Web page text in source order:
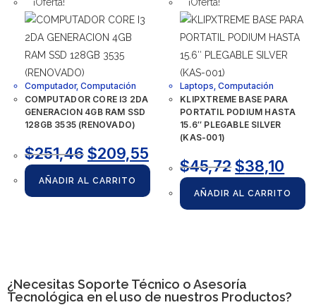
Computador, Computación
COMPUTADOR CORE I3 2DA
GENERACION 4GB RAM SSD
128GB 3535 (RENOVADO)
$251,46$209,55
AÑADIR AL CARRITO
Laptops ,Computación
KLIPXTREME BASE PARA
PORTATIL PODIUM HASTA
15.6″ PLEGABLE SILVER
(KAS-001)
$45,72 $38,10
AÑADIR AL CARRITO
¿Necesitas Soporte Técnico o Asesoría
Tecnológica en el uso de nuestros Productos?